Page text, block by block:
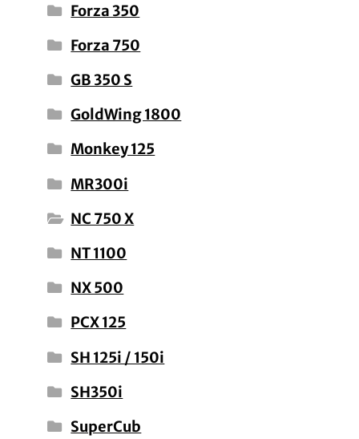
Forza 350
Forza 750
GB 350 S
GoldWing 1800
Monkey 125
MR300i
NC 750 X
NT 1100
NX 500
PCX 125
SH 125i / 150i
SH350i
SuperCub